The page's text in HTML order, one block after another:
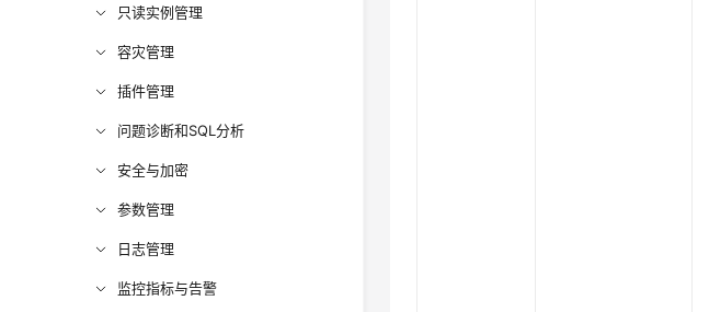
只读实例管理
容灾管理
插件管理
问题诊断和SQL分析
安全与加密
参数管理
日志管理
监控指标与告警